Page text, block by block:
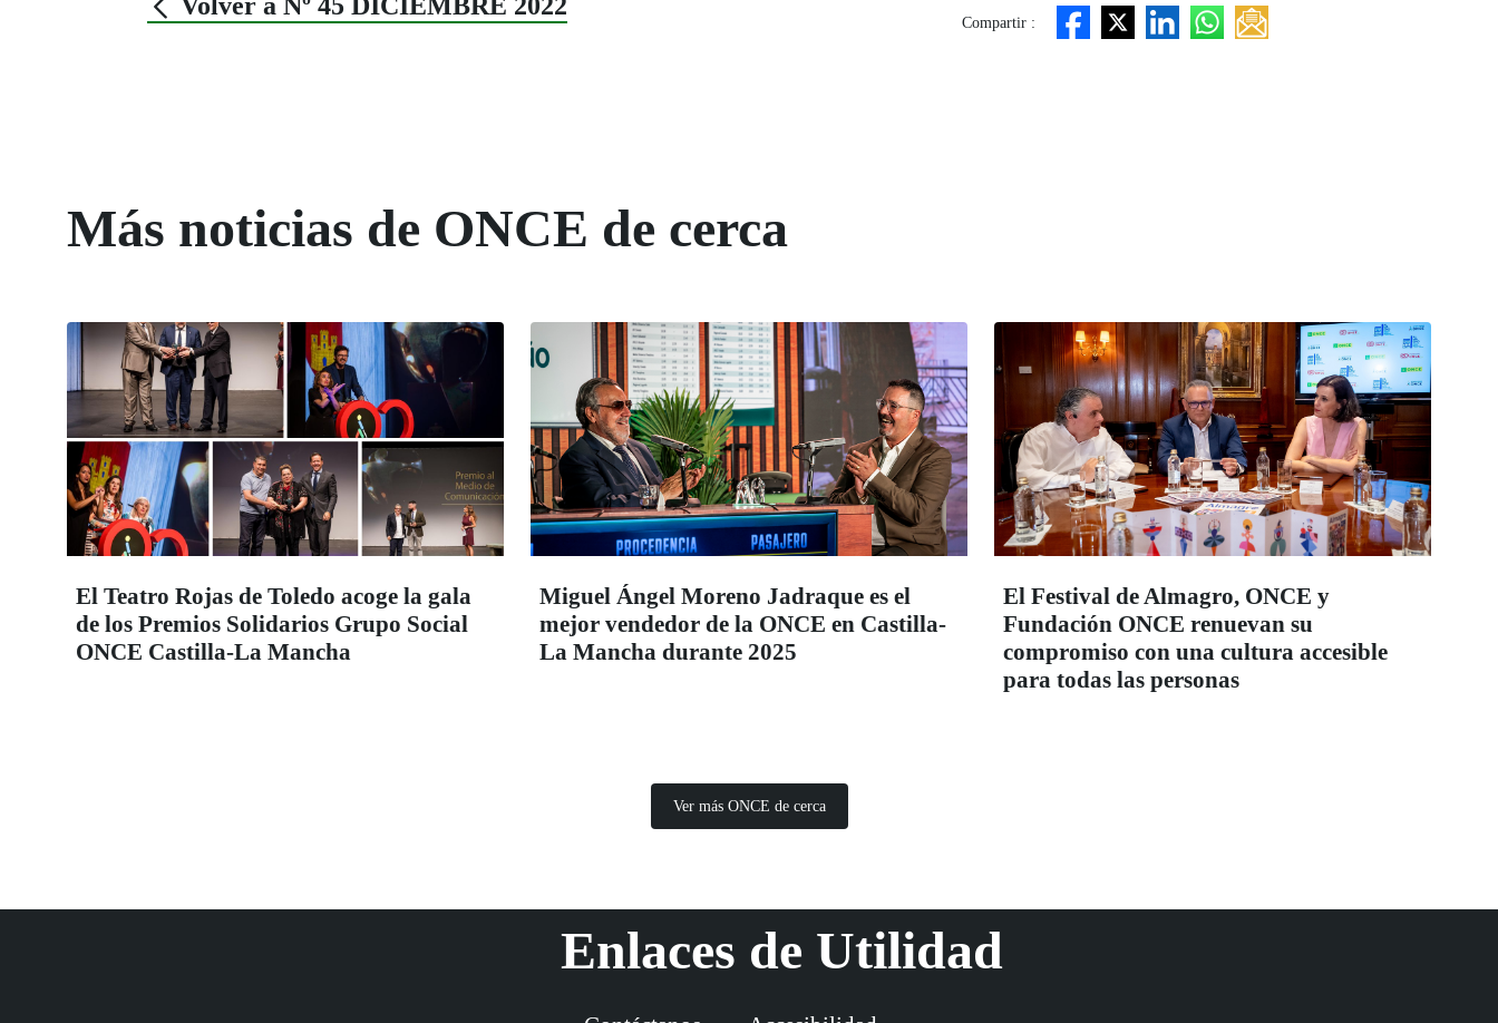
Compartir :
Más noticias de ONCE de cerca
El Teatro Rojas de Toledo acoge la gala
de los Premios Solidarios Grupo Social
ONCE Castilla-La Mancha
Miguel Ángel Moreno Jadraque es el
mejor vendedor de la ONCE en Castilla-
La Mancha durante 2025
El Festival de Almagro, ONCE y
Fundación ONCE renuevan su
compromiso con una cultura accesible
para todas las personas
Ver más ONCE de cerca
Enlaces de Utilidad